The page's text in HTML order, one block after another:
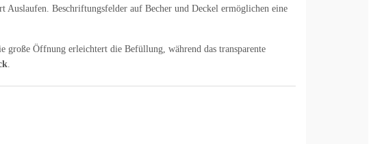
Auslaufen. Beschriftungsfelder auf Becher und Deckel ermöglichen eine
Öffnung erleichtert die Befüllung, während das transparente
.